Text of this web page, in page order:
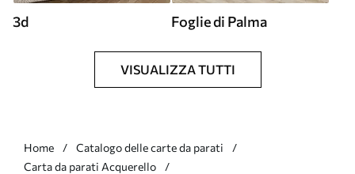
3d Foglie di Palma
VISUALIZZA TUTTI
Home
Catalogo delle carte da parati
Carta da parati Acquerello